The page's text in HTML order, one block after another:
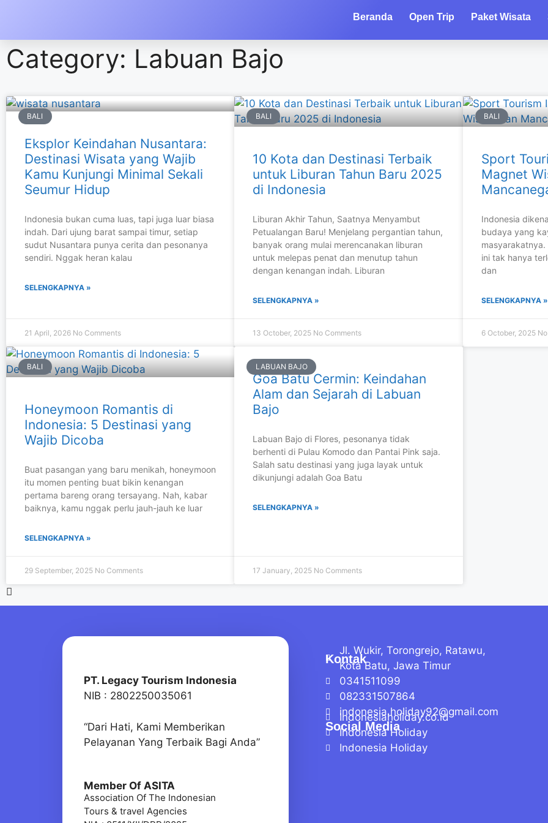
Beranda Open Trip Paket Wisata
Category: Labuan Bajo
BALI
Eksplor Keindahan Nusantara:
Destinasi Wisata yang Wajib
Kamu Kunjungi Minimal Sekali
Seumur Hidup
Indonesia bukan cuma luas, tapi juga luar biasa
indah. Dari ujung barat sampai timur, setiap
sudut Nusantara punya cerita dan pesonanya
sendiri. Nggak heran kalau
SELENGKAPNYA »
21 April, 2026 No Comments
BALI
10 Kota dan Destinasi Terbaik
untuk Liburan Tahun Baru 2025
di Indonesia
Liburan Akhir Tahun, Saatnya Menyambut
Petualangan Baru! Menjelang pergantian tahun,
banyak orang mulai merencanakan liburan
untuk melepas penat dan menutup tahun
dengan kenangan indah. Liburan
SELENGKAPNYA »
13 October, 2025 No Comments
BALI
Sport
Magnet
Indonesia
budaya yang
ini tak hanya
dan
SELENGKAPNYA »
6 October, 2025
BALI
Honeymoon Romantis di
Indonesia: 5 Destinasi yang
Wajib Dicoba
Buat pasangan yang baru menikah, honeymoon
itu momen penting buat bikin kenangan
pertama bareng orang tersayang. Nah, kabar
baiknya, kamu nggak perlu jauh-jauh ke luar
SELENGKAPNYA »
29 September, 2025 No Comments
LABUAN BAJO
Goa Batu Cermin: Keindahan
Alam dan Sejarah di Labuan
Bajo
Labuan Bajo di Flores, pesonanya tidak
berhenti di Pulau Komodo dan Pantai Pink saja.
Salah satu destinasi yang juga layak untuk
dikunjungi adalah Goa Batu
SELENGKAPNYA »
17 January, 2025 No Comments
PT. Legacy Tourism Indonesia
NIB : 2802250035061
“Dari Hati, Kami Memberikan
Pelayanan Yang Terbaik Bagi Anda”
Member Of ASITA
Association Of The Indonesian
Tours & travel Agencies
Kontak
Jl. Wukir, Torongrejo, Ratawu,
Kota Batu, Jawa Timur
0341511099
082331507864
indonesia.holiday92@gmail.com
Social Media
Indonesiaholiday.co.id
Indonesia Holiday
Indonesia Holiday